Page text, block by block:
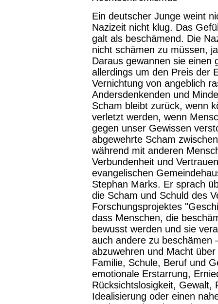
Ein deutscher Junge weint
Nazizeit nicht klug. Das
galt als beschämend. Die
nicht schämen zu müssen,
Daraus gewannen sie
allerdings um den Preis der
Vernichtung von angeblich
Andersdenkenden und
Scham bleibt zurück, wenn
verletzt werden, wenn
gegen unser Gewissen
abgewehrte Scham
während mit anderen
Verbundenheit und
evangelischen
Stephan Marks. Er sprach
die Scham und Schuld des
Forschungsprojektes
dass Menschen, die
bewusst werden und sie
auch andere zu
abzuwehren und Macht
Familie, Schule, Beruf und
emotionale Erstarrung,
Rücksichtslosigkeit, Gewalt,
Idealisierung oder einen